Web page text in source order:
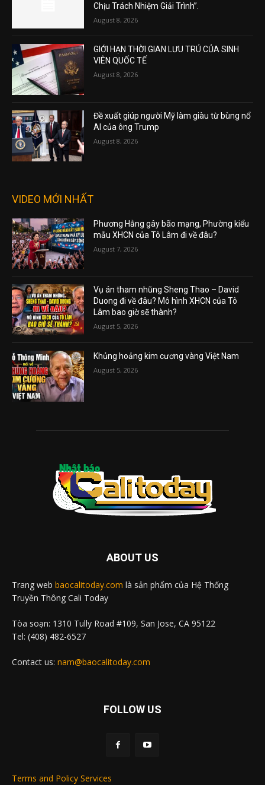
Chịu Trách Nhiệm Giải Trình”.
August 8, 2026
GIỚI HẠN THỜI GIAN LƯU TRÚ CỦA SINH
VIÊN QUỐC TẾ
August 8, 2026
Đề xuất giúp người Mỹ làm giàu từ bùng nổ
AI của ông Trump
August 8, 2026
VIDEO MỚI NHẤT
Phương Hằng gây bão mạng, Phường kiểu
mẫu XHCN của Tô Lâm đi về đâu?
August 7, 2026
Vụ án tham nhũng Sheng Thao – David
Duong đi về đâu? Mô hình XHCN của Tô
Lâm bao giờ sẽ thành?
August 5, 2026
Khủng hoảng kim cương vàng Việt Nam
August 5, 2026
ABOUT US
Trang web baocalitoday.com là sản phẩm của Hệ Thống
Truyền Thông Cali Today
Tòa soạn: 1310 Tully Road #109, San Jose, CA 95122
Tel: (408) 482-6527
Contact us: nam@baocalitoday.com
FOLLOW US
Terms and Policy Services